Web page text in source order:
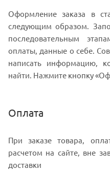
Оформление заказа в
следующим образом.
последовательным
оплаты, данные о себе.
написать информацию,
найти. Нажмите кнопку
Оплата
При заказе товара,
расчетом на сайте, вне
доставки